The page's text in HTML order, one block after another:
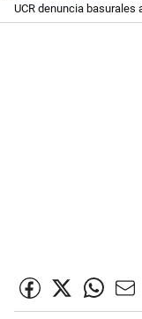
UCR denuncia basurales